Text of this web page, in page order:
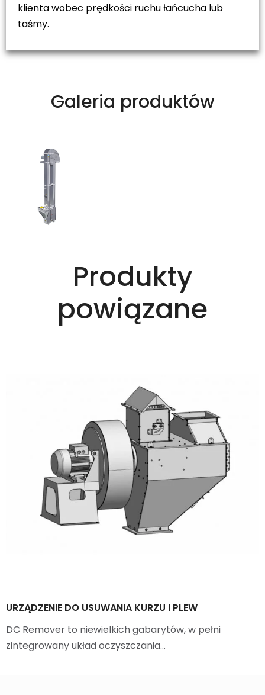
klienta wobec prędkości ruchu łańcucha lub
taśmy.
Galeria produktów
Produkty
powiązane
URZĄDZENIE DO USUWANIA KURZU I PLEW
DC Remover to niewielkich gabarytów, w pełni
zintegrowany układ oczyszczania…